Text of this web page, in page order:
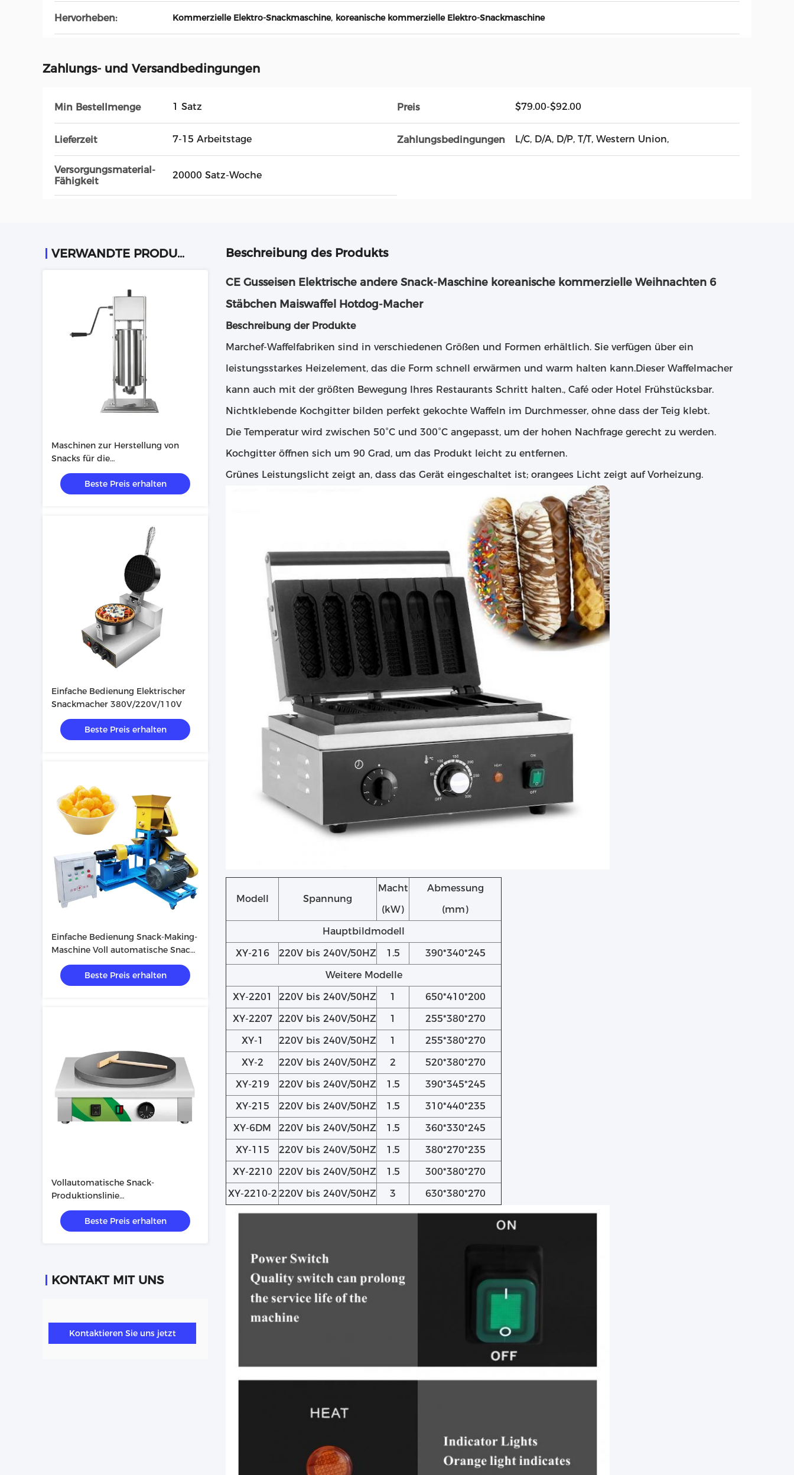
Hervorheben: Kommerzielle Elektro-Snackmaschine, koreanische kommerzielle Elektro-Snackmaschine
Zahlungs- und Versandbedingungen
Min Bestellmenge 1 Satz Preis $79.00-$92.00
Lieferzeit 7-15 Arbeitstage Zahlungsbedingungen L/C, D/A, D/P, T/T, Western Union,
Versorgungsmaterial-
Fähigkeit
20000 Satz-Woche
VERWANDTE PRODUKTE
Maschinen zur Herstellung von
Snacks für die
Lebensmittelindustrie
Beste Preis erhalten
Einfache Bedienung Elektrischer
Snackmacher 380V/220V/110V
Beste Preis erhalten
Einfache Bedienung Snack-Making-
Maschine Voll automatische Snack-
Produktionslinie mit
kundenspezifischer Farbmalung
Aufkleber
Beste Preis erhalten
Vollautomatische Snack-
Produktionslinie
Nahrungsmittelverarbeitungsmaschine
für fortgeschrittene
Nahrungsmittelproduktionsmaschinen
Beste Preis erhalten
KONTAKT MIT UNS
Kontaktieren Sie uns jetzt
Beschreibung des Produkts
CE Gusseisen Elektrische andere Snack-Maschine koreanische kommerzielle Weihnachten 6
Stäbchen Maiswaffel Hotdog-Macher
Beschreibung der Produkte
Marchef-Waffelfabriken sind in verschiedenen Größen und Formen erhältlich. Sie verfügen über ein
leistungsstarkes Heizelement, das die Form schnell erwärmen und warm halten kann.Dieser Waffelmacher
kann auch mit der größten Bewegung Ihres Restaurants Schritt halten., Café oder Hotel Frühstücksbar.
Nichtklebende Kochgitter bilden perfekt gekochte Waffeln im Durchmesser, ohne dass der Teig klebt.
Die Temperatur wird zwischen 50°C und 300°C angepasst, um der hohen Nachfrage gerecht zu werden.
Kochgitter öffnen sich um 90 Grad, um das Produkt leicht zu entfernen.
Grünes Leistungslicht zeigt an, dass das Gerät eingeschaltet ist; orangees Licht zeigt auf Vorheizung.
Modell Spannung
Macht
(kW)
Abmessung
(mm)
Hauptbildmodell
XY-216
220V bis 240V/50HZ 1.5
390*340*245
Weitere Modelle
XY-2201
220V bis 240V/50HZ 1
650*410*200
XY-2207
220V bis 240V/50HZ 1
255*380*270
XY-1
220V bis 240V/50HZ 1
255*380*270
XY-2
220V bis 240V/50HZ 2
520*380*270
XY-219
220V bis 240V/50HZ 1.5
390*345*245
XY-215
220V bis 240V/50HZ 1.5
310*440*235
XY-6DM
220V bis 240V/50HZ 1.5
360*330*245
XY-115
220V bis 240V/50HZ 1.5
380*270*235
XY-2210
220V bis 240V/50HZ 1.5
300*380*270
XY-2210-2 220V bis 240V/50HZ 3 630*380*270